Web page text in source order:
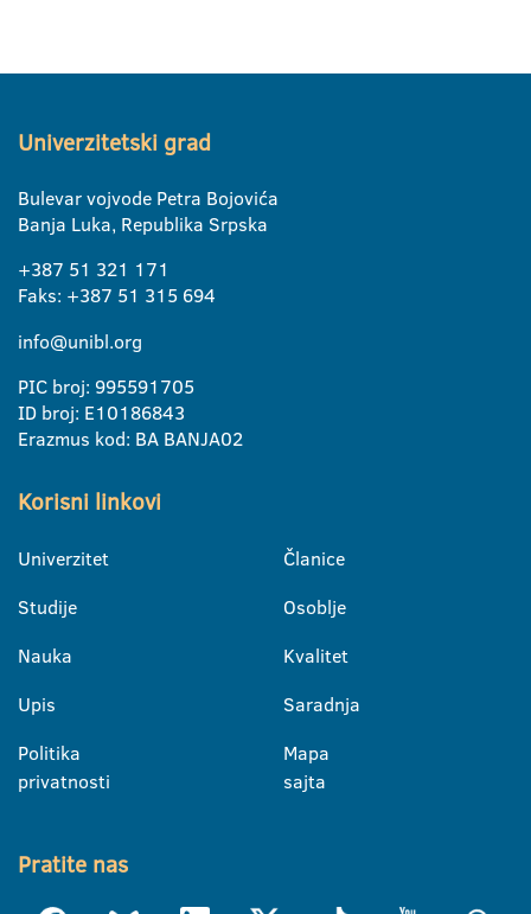
Univerzitetski grad
Bulevar vojvode Petra Bojovića
Banja Luka, Republika Srpska
+387 51 321 171
Faks: +387 51 315 694
info@unibl.org
PIC broj: 995591705
ID broj: E10186843
Erazmus kod: BA BANJA02
Korisni linkovi
Univerzitet
Studije
Nauka
Upis
Politika
privatnosti
Članice
Osoblje
Kvalitet
Saradnja
Mapa
sajta
Pratite nas